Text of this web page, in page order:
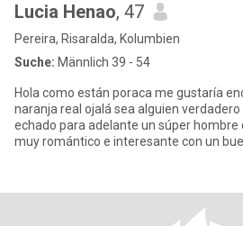
Lucia Henao, 47
Pereira, Risaralda, Kolumbien
Suche: Männlich 39 - 54
Hola como están poraca me gustaría
naranja real ojalá sea alguien
echado para adelante un súper hombre
muy romántico e interesante con un